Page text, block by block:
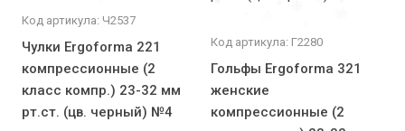
Код артикула: Ч2537
Чулки Ergoforma 221
компрессионные (2
класс компр.) 23-32 мм
рт.ст. (цв. черный) №4
Код артикула: Г2280
Гольфы Ergoforma 321
женские
компрессионные (2